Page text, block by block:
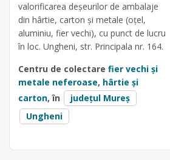
valorificarea deșeurilor de ambalaje
din hârtie, carton și metale (oțel,
aluminiu, fier vechi), cu punct de lucru
în loc. Ungheni, str. Principala nr. 164.
Centru de colectare fier vechi și
metale neferoase, hârtie și
carton, în
județul Mureș
Ungheni